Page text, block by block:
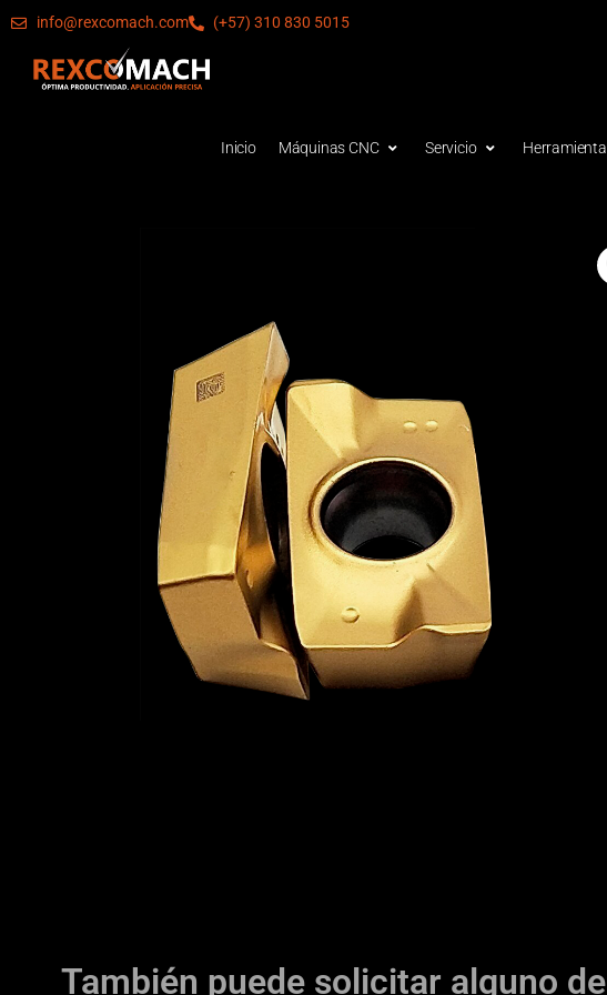
info@rexcomach.com (+57) 310 830 5015
Inicio Máquinas CNC Servicio Herramienta
También puede solicitar alguno de